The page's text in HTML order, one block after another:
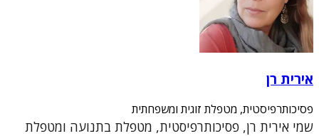
אירית רן
פסיכותרפיסטית, מטפלת זוגית ומשפחתית
שמי אירית רן, פסיכותרפיסטית, מטפלת בתנועה ומטפלת